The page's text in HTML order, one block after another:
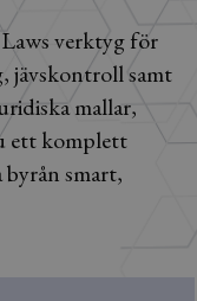
verktyg för
jävskontroll samt
mallar,
ett komplett
smart,